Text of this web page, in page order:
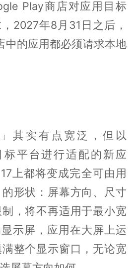
Play商店对应用目标
2027年8月31日之后，
中的应用都必须请求本地
其实有点宽泛，但以
标平台进行适配的新应
上都将变成完全可由用
形状：屏幕方向、尺寸
，将不再适用于最小宽
示屏，应用在大屏上运
整个显示窗口，无论宽